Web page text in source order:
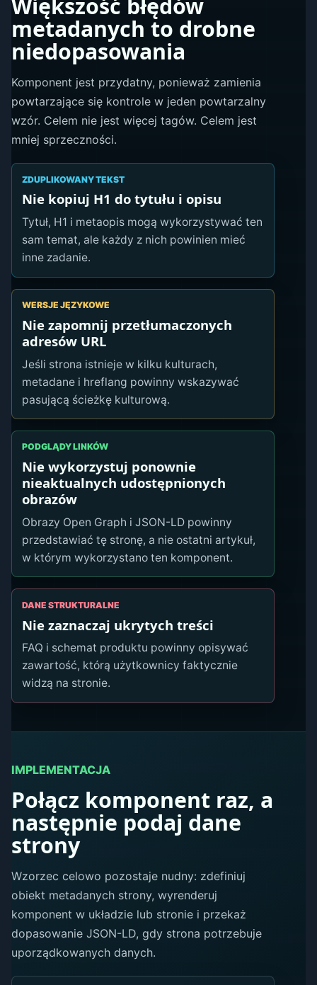
Większość błędów
metadanych to drobne
niedopasowania
Komponent jest przydatny, ponieważ zamienia
powtarzające się kontrole w jeden powtarzalny
wzór. Celem nie jest więcej tagów. Celem jest
mniej sprzeczności.
ZDUPLIKOWANY TEKST
Nie kopiuj H1 do tytułu i opisu
Tytuł, H1 i metaopis mogą wykorzystywać ten
sam temat, ale każdy z nich powinien mieć
inne zadanie.
WERSJE JĘZYKOWE
Nie zapomnij przetłumaczonych
adresów URL
Jeśli strona istnieje w kilku kulturach,
metadane i hreflang powinny wskazywać
pasującą ścieżkę kulturową.
PODGLĄDY LINKÓW
Nie wykorzystuj ponownie
nieaktualnych udostępnionych
obrazów
Obrazy Open Graph i JSON-LD powinny
przedstawiać tę stronę, a nie ostatni artykuł,
w którym wykorzystano ten komponent.
DANE STRUKTURALNE
Nie zaznaczaj ukrytych treści
FAQ i schemat produktu powinny opisywać
zawartość, którą użytkownicy faktycznie
widzą na stronie.
IMPLEMENTACJA
Połącz komponent raz, a
następnie podaj dane
strony
Wzorzec celowo pozostaje nudny: zdefiniuj
obiekt metadanych strony, wyrenderuj
komponent w układzie lub stronie i przekaż
dopasowanie JSON-LD, gdy strona potrzebuje
uporządkowanych danych.